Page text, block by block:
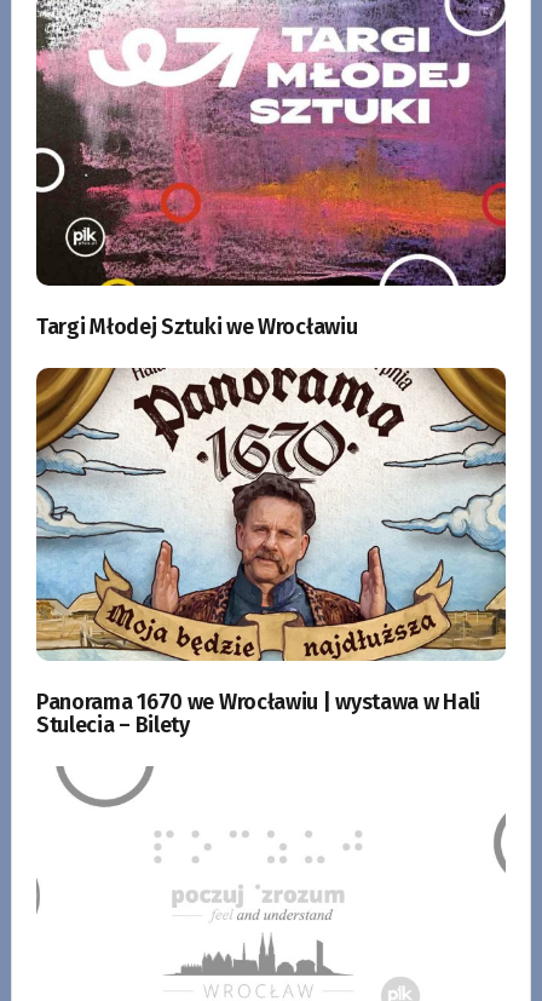
Targi Młodej Sztuki we Wrocławiu
Panorama 1670 we Wrocławiu | wystawa w Hali
Stulecia – Bilety